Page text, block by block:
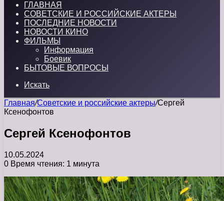
ГЛАВНАЯ
СОВЕТСКИЕ И РОССИЙСКИЕ АКТЕРЫ
ПОСЛЕДНИЕ НОВОСТИ
НОВОСТИ КИНО
ФИЛЬМЫ
Информация
Боевик
БЫТОВЫЕ ВОПРОСЫ
Искать
Главная/Советские и российские актеры/Сергей
Ксенофонтов
Сергей Ксенофонтов
10.05.2024
0 Время чтения: 1 минута